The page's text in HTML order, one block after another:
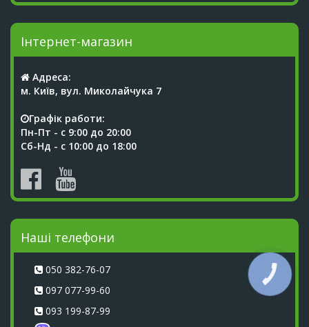
Інтернет-магазин
Адреса:
м. Київ, вул. Миколайчука 7
Графік работи:
Пн-Пт - с 9:00 до 20:00
Сб-Нд - с 10:00 до 18:00
Наші телефони
050 382-76-07
097 077-99-60
093 199-87-99
КНОПКА
СВЯЗИ